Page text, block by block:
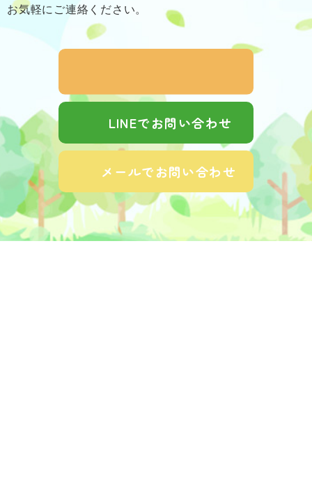
お気軽にご連絡ください。
LINEでお問い合わせ
メールでお問い合わせ